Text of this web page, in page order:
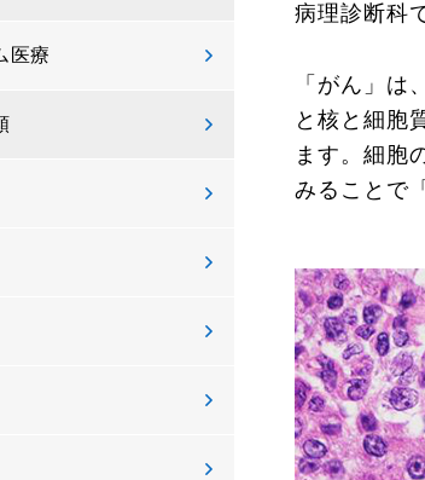
病理診断科
「がん」
と核と細胞
ます。細胞
みることで
医療